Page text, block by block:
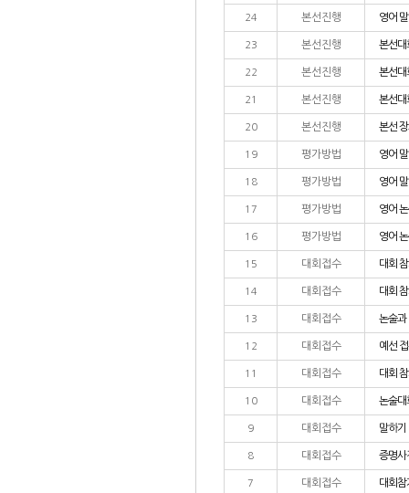
24 본선진행 영어
23 본선진행 본선대
22 본선진행 본선대
21 본선진행 본선대
20 본선진행 본선
19 평가방법 영어
18 평가방법 영어
17 평가방법 영어
16 평가방법 영어
15 대회접수 대회
14 대회접수 대회
13 대회접수 논술과
12 대회접수 예선
11 대회접수 대회
10 대회접수 논술대
9 대회접수 말하기
8 대회접수 증명사
7 대회접수 대회참